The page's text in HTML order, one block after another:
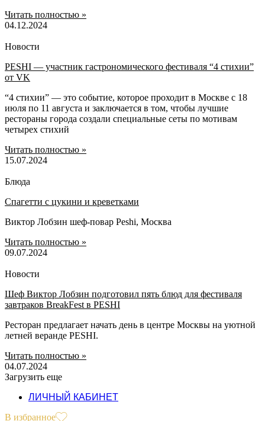
Читать полностью »
04.12.2024
Новости
PESHI — участник гастрономического фестиваля “4 стихии”
от VK
“4 стихии” — это событие, которое проходит в Москве с 18
июля по 11 августа и заключается в том, чтобы лучшие
рестораны города создали специальные сеты по мотивам
четырех стихий
Читать полностью »
15.07.2024
Блюда
Спагетти с цукини и креветками
Виктор Лобзин шеф-повар Peshi, Москва
Читать полностью »
09.07.2024
Новости
Шеф Виктор Лобзин подготовил пять блюд для фестиваля
завтраков BreakFest в PESHI
Ресторан предлагает начать день в центре Москвы на уютной
летней веранде PESHI.
Читать полностью »
04.07.2024
Загрузить еще
ЛИЧНЫЙ КАБИНЕТ
В избранное